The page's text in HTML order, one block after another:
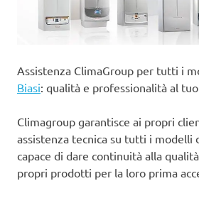
Assistenza ClimaGroup per tutti i
Biasi: qualità e professionalità al
Climagroup garantisce ai propri
assistenza tecnica su tutti i modelli
capace di dare continuità alla
propri prodotti per la loro prima